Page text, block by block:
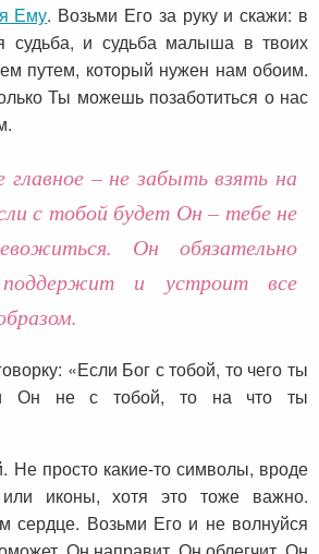
Ему. Возьми Его за руку и скажи: в
судьба, и судьба малыша в твоих
путем, который нужен нам обоим.
Ты можешь позаботиться о нас
– не забыть взять на
с тобой будет Он – тебе не
Он обязательно
и устроит все
«Если Бог с тобой, то чего ты
Он не с тобой, то на что ты
Не просто какие-то символы, вроде
иконы, хотя это тоже важно.
сердце. Возьми Его и не волнуйся